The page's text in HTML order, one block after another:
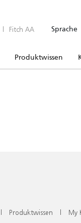
| Fitch AA Sprache
Produktwissen
| Produktwissen | My